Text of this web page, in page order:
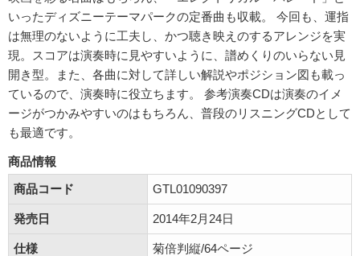
いったディズニーテーマパークの定番曲も収載。 今回も、運指
は無理のないように工夫し、かつ聴き映えのするアレンジを実
現。スコアは演奏時に見やすいように、譜めくりのいらない見
開き型。また、各曲に対して詳しい解説やポジション図も載っ
ているので、演奏時に役立ちます。 参考演奏CDは演奏のイメ
ージがつかみやすいのはもちろん、普段のリスニングCDとして
も最適です。
商品情報
商品コード
GTL01090397
発売日 2014年2月24日
仕様 菊倍判縦/64ページ